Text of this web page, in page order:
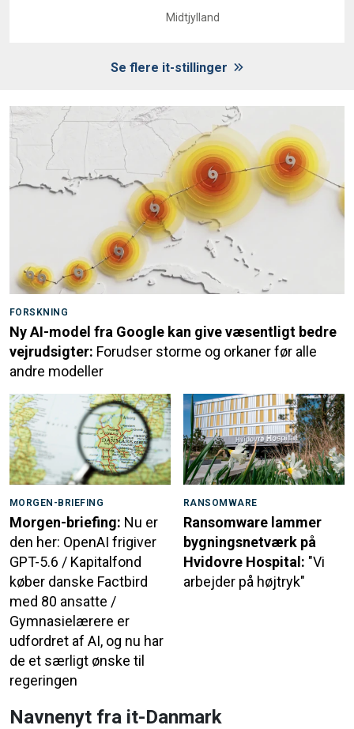
Midtjylland
Se flere it-stillinger
FORSKNING
Ny AI-model fra Google kan give væsentligt bedre
vejrudsigter: Forudser storme og orkaner før alle
andre modeller
MORGEN-BRIEFING
Morgen-briefing: Nu er
den her: OpenAI frigiver
GPT-5.6 / Kapitalfond
køber danske Factbird
med 80 ansatte /
Gymnasielærere er
udfordret af AI, og nu har
de et særligt ønske til
regeringen
RANSOMWARE
Ransomware lammer
bygningsnetværk på
Hvidovre Hospital: "Vi
arbejder på højtryk"
Navnenyt fra it-Danmark